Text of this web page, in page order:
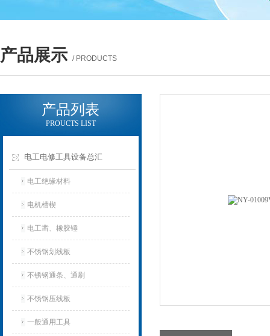
产品展示 / PRODUCTS
产品列表
PROUCTS LIST
电工电修工具设备总汇
电工绝缘材料
电机槽楔
电工凿、橡胶锤
不锈钢划线板
不锈钢通条、通刷
不锈钢压线板
一般通用工具